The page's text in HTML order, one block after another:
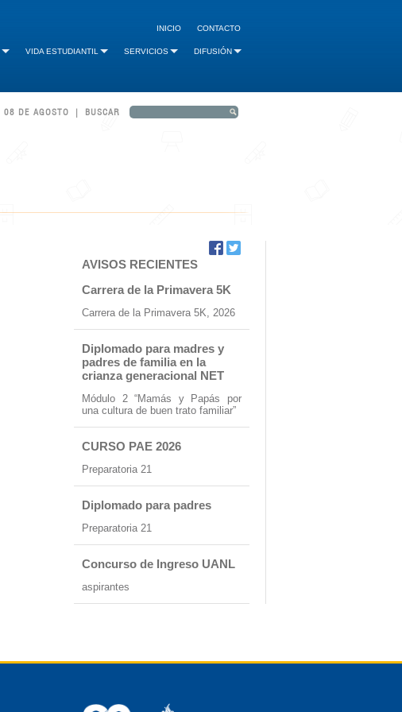
INICIO CONTACTO
VIDA ESTUDIANTIL SERVICIOS DIFUSIÓN
08 DE AGOSTO | BUSCAR
AVISOS RECIENTES
Carrera de la Primavera 5K
Carrera de la Primavera 5K, 2026
Diplomado para madres y
padres de familia en la
crianza generacional NET
Módulo 2 “Mamás y Papás por
una cultura de buen trato familiar”
CURSO PAE 2026
Preparatoria 21
Diplomado para padres
Preparatoria 21
Concurso de Ingreso UANL
aspirantes